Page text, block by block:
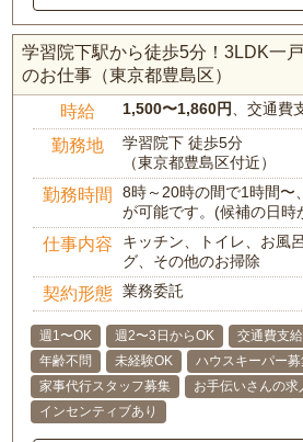
学習院下駅から徒歩5分！3LDK一
のお仕事（東京都豊島区）
時給 1,500〜1,860円 、交通費
勤務地
学習院下 徒歩5分
（東京都豊島区付近）
勤務時間
8時～20時の間で1時間〜
が可能です。(候補の日時
仕事内容
キッチン、トイレ、お風
グ、その他のお掃除
契約形態 業務委託
週1〜OK 週2〜3日からOK 交通費支給
年齢不問
未経験OK ハウスキーパー
家事代行スタッフ募集
お手伝いさんの求
インセンティブあり